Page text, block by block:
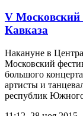
V Московский
Кавказа
Накануне в
Московский
большого
артисты и
республик